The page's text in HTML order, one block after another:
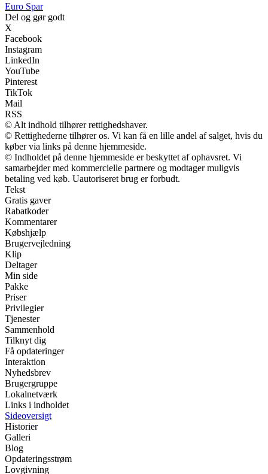
Euro Spar
Del og gør godt
X
Facebook
Instagram
LinkedIn
YouTube
Pinterest
TikTok
Mail
RSS
© Alt indhold tilhører rettighedshaver.
© Rettighederne tilhører os. Vi kan få en lille andel af salget, hvis du
køber via links på denne hjemmeside.
© Indholdet på denne hjemmeside er beskyttet af ophavsret. Vi
samarbejder med kommercielle partnere og modtager muligvis
betaling ved køb. Uautoriseret brug er forbudt.
Tekst
Gratis gaver
Rabatkoder
Kommentarer
Købshjælp
Brugervejledning
Klip
Deltager
Min side
Pakke
Priser
Privilegier
Tjenester
Sammenhold
Tilknyt dig
Få opdateringer
Interaktion
Nyhedsbrev
Brugergruppe
Lokalnetværk
Links i indholdet
Sideoversigt
Historier
Galleri
Blog
Opdateringsstrøm
Lovgivning